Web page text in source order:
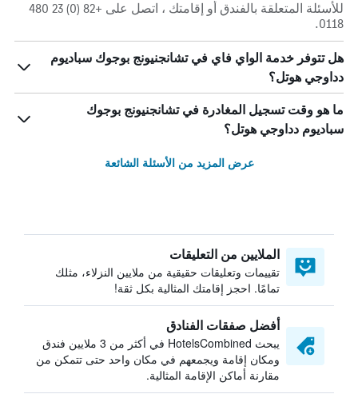
للأسئلة المتعلقة بالفندق أو إقامتك ، اتصل على +82 (0) 23 480
0118.
هل تتوفر خدمة الواي فاي في تشانجنيونج بوجوك سباديوم
دداوجي هوتل؟
ما هو وقت تسجيل المغادرة في تشانجنيونج بوجوك
سباديوم دداوجي هوتل؟
عرض المزيد من الأسئلة الشائعة
الملايين من التعليقات
تقييمات وتعليقات حقيقية من ملايين النزلاء، مثلك
تمامًا. احجز إقامتك المثالية بكل ثقة!
أفضل صفقات الفنادق
يبحث HotelsCombined في أكثر من 3 ملايين فندق
ومكان إقامة ويجمعهم في مكان واحد حتى تتمكن من
مقارنة أماكن الإقامة المثالية.